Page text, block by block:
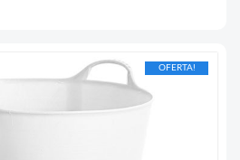
OFERTA!